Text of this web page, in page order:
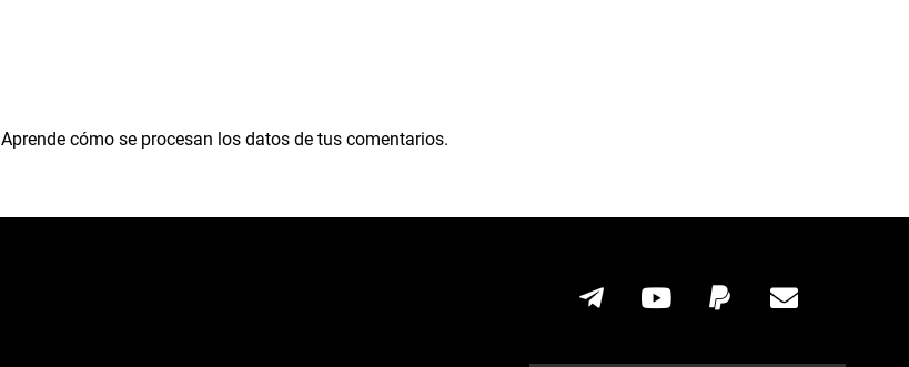
Aprende cómo se procesan los datos de tus comentarios.